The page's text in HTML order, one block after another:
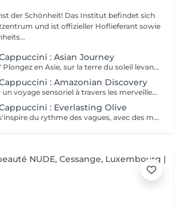
Das Institut befindet sich
und ist offizieller Hoflieferant sowie
: Asian Journey
ASIAN JOURNEY Plongez en Asie, sur la terre du soleil levant, où chaque détail est conçu pour offrir harmonie et équilibre grâce à des soins exclusifs qui capturent l'esprit zen des anciens rituels japonais, infusés avec l'essence culturelle et cérémonielle du thé. La collection présente un parfum neuro-scientifiquement prouvé qui favorise l'harmonie et l'équilibre entre le corps et l'esprit. Des notes lactées enveloppantes s'associent à des bois crémeux sophistiqués et à des fruits exotiques. ACTIMOOD PROGRAM® : WELLBEINGMATCHA RENEWAL EXFOLIATION POUR LE CORPS Rituel d'exfoliation conçu pour révéler une peau douce et radieuse. Une formule exclusive à effet antioxydant qui enveloppe le corps d'une étreinte nourrissante et transformatrice. La caresse de sa texture gel extraordinaire permet une exfoliation aussi efficace qu'agréable. SERENITY SANCTUARY MASSAGE CORPOREL Inspiré du Shiatsu, une technique millénaire originaire du Japon, ce massage à effet relaxant vise à harmoniser le rythme naturel du corps en travaillant les méridiens énergétiques. La texture douce du lait de massage facilite le traitement, garantissant une glisse douce et agréable, tout en vous plongeant dans une atmosphère de profonde sérénité. ZEN CEREMONY RITUEL Conçu pour harmoniser le corps et l'esprit, ce rituel corporel associe la préparation et le soin de la peau à la philosophie orientale de l'équilibre holistique. Inspiré par le travail des méridiens énergétiques, il favorise un sentiment de bien-être total et profond.
: Amazonian Discovery
Embarquez pour un voyage sensoriel à travers les merveilles de l'Amérique du Sud, où chaque soin capture la richesse de ses paysages et vous invite à découvrir ses ingrédients exotiques, récoltés de manière durable. La collection présente un parfum neuro-scientifiquement prouvé qui aide à augmenter la sensation d'énergie avec une combinaison de fruits tropicaux épicés. ACTIMOOD PROGRAM® : ENERGY VIVID AWAKENING-SOIN VISAGE Inspirée des secrets de beauté de l'Amazonie, cette expérience sensorielle associe une sélection minutieuse d'ingrédients exotiques qui réveillent la vitalité du visage. Dès les premiers instants, le rituel cérémoniel oriente les sens vers un paradis de calme et de sérénité, de connexion avec la nature, tandis que la peau vibre et se transforme.BIENFAITS Soin de la peau, douceur et hydratation* intense. Rajeunissement et amélioration de la texture de la peau. Le soin apporte une sensation de calme et de détente qui combat le stress. VITALITY RENEWAL-EXFOLIATION CORPORELLE Rituel d'exfoliation conçu pour révéler une peau douce et radieuse. Grâce à une synergie d'ingrédients de la plus haute qualité combinée à une technique évocatrice, ce beurre à la texture fondante ne renouvelle pas seulement la peau, mais procure également une sensation de revitalisation de l'âme. BLOOM SENSATION-MASSAGE CORPOREL Inspiré du massage holistique et énergétique « Lomi Lomi », ce nectar à base gélifiée se transforme en une huile luxueuse au contact de la peau, idéale pour être travaillée avec les mains et les avant-bras tout en enveloppant les sens d'une aura de bien-être total. VIBRANT REBIRTH-RITUEL Conçu pour harmoniser le corps et l'esprit, ce rituel corporel offre une expérience complète de soin et de préparation de la peau. Grâce à l'énergie vibrante de la nature, il favorise un profond sentiment de renaissance et d'éveil d'une nouvelle vitalité de la peau. RAINFOREST HARMONY-RITUEL Inspirés par l'étreinte de la Terre Mère, les savoirs anciens se mêlent à des techniques innovantes, créant une mosaïque de soins qui enveloppent le corps et l'esprit. Un rituel transformateur qui associe un soin du visage revitalisant à un massage énergisant, garantissant une expérience d'harmonie et de bien-être.
: Everlasting Olive
Cette collection s'inspire du rythme des vagues, avec des mouvements longs et fluides qui imitent le rythme de la mer touchant le rivage. Chaque mouvement s'adapte au corps dans des mouvements ondulants, créant une expérience sensorielle profonde qui : Réduit le stress et libère les tensions musculaires. L'apport en oxygène s'améliore et les tissus sont revitalisés.